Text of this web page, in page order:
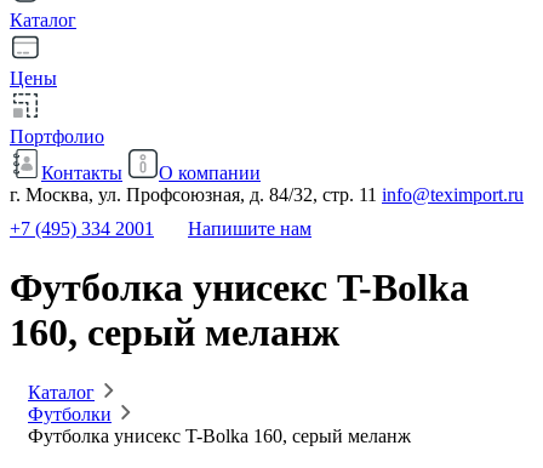
Каталог
Цены
Портфолио
Контакты
О компании
г. Москва, ул. Профсоюзная, д. 84/32, стр. 11 info@teximport.ru
+7 (495) 334 2001
Напишите нам
Футболка унисекс T-Bolka
160, серый меланж
Каталог
Футболки
Футболка унисекс T-Bolka 160, серый меланж